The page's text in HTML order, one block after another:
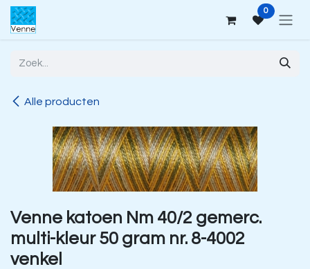
Overslaan naar inhoud 0
Alle producten
Venne katoen Nm 40/2 gemerc.
multi-kleur 50 gram nr. 8-4002
venkel